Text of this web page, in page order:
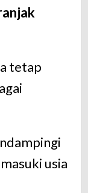
tetap
usia